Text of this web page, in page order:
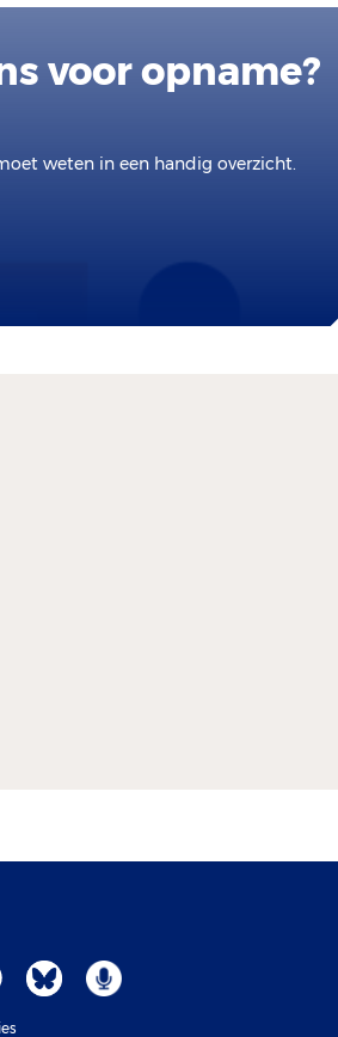
voor opname?
weten in een handig overzicht.